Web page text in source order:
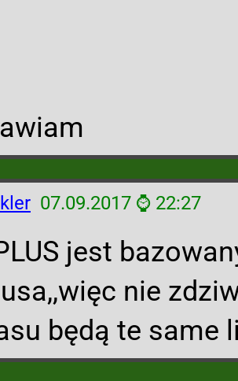
07.09.2017 ⌚ 22:27
jest
nie
będą te same